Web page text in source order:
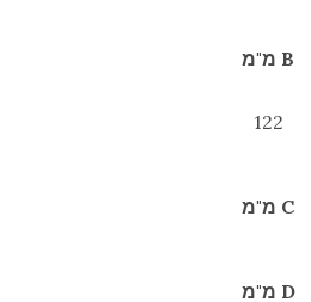
B מ"מ
122
C מ"מ
D מ"מ